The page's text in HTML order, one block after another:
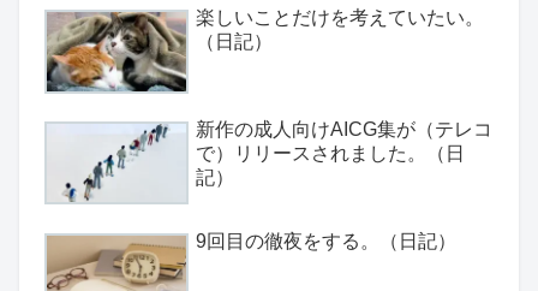
楽しいことだけを考えていたい。
（日記）
新作の成人向けAICG集が（テレコ
で）リリースされました。（日
記）
9回目の徹夜をする。（日記）